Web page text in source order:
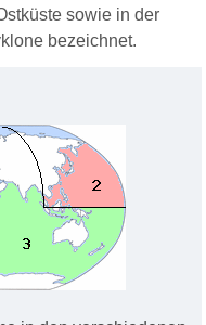
sowie in der
bezeichnet.